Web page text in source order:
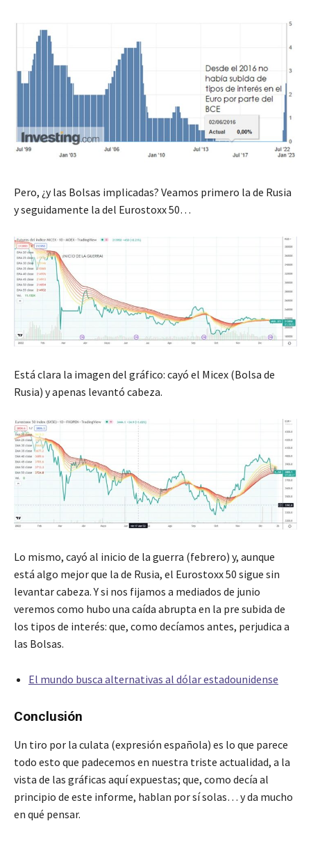
Pero, ¿y las Bolsas implicadas? Veamos primero la de Rusia
y seguidamente la del Eurostoxx 50…
Está clara la imagen del gráfico: cayó el Micex (Bolsa de
Rusia) y apenas levantó cabeza.
Lo mismo, cayó al inicio de la guerra (febrero) y, aunque
está algo mejor que la de Rusia, el Eurostoxx 50 sigue sin
levantar cabeza. Y si nos fijamos a mediados de junio
veremos como hubo una caída abrupta en la pre subida de
los tipos de interés: que, como decíamos antes, perjudica a
las Bolsas.
El mundo busca alternativas al dólar estadounidense
Conclusión
Un tiro por la culata (expresión española) es lo que parece
todo esto que padecemos en nuestra triste actualidad, a la
vista de las gráficas aquí expuestas; que, como decía al
principio de este informe, hablan por sí solas… y da mucho
en qué pensar.